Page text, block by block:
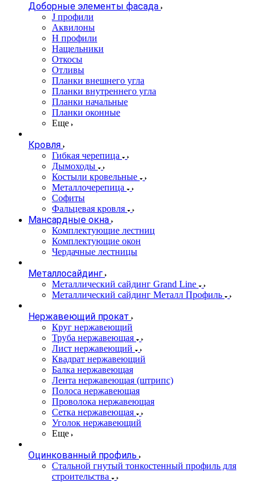
Доборные элементы фасада
J профили
Аквилоны
Н профили
Нащельники
Откосы
Отливы
Планки внешнего угла
Планки внутреннего угла
Планки начальные
Планки оконные
Еще
Кровля
Гибкая черепица
Дымоходы
Костыли кровельные
Металлочерепица
Софиты
Фальцевая кровля
Мансардные окна
Комплектующие лестниц
Комплектующие окон
Чердачные лестницы
Металлосайдинг
Металлический сайдинг Grand Line
Металлический сайдинг Металл Профиль
Нержавеющий прокат
Круг нержавеющий
Труба нержавеющая
Лист нержавеющий
Квадрат нержавеющий
Балка нержавеющая
Лента нержавеющая (штрипс)
Полоса нержавеющая
Проволока нержавеющая
Сетка нержавеющая
Уголок нержавеющий
Еще
Оцинкованный профиль
Стальной гнутый тонкостенный профиль для
строительства